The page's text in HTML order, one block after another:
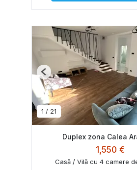
1 / 21
Previous
Duplex zona Calea
1,550 €
Casă / Vilă cu 4 camere